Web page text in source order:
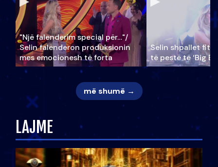
"Një falenderim special për…"/
Selin falënderon produksionin
mes emocionesh të forta
Selin shpallet
të pestë të ‘Big
më shumë →
LAJME